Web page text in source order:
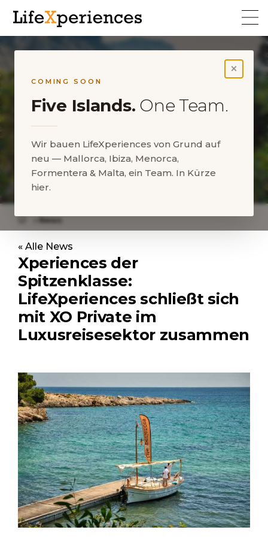
×
COMING SOON
Five Islands. One Team.
Wir bauen LifeXperiences von Grund auf
neu — Mallorca, Ibiza, Menorca,
Formentera & Malta, ein Team. In Kürze
hier.
Xperiences der
Spitzenklasse:
LifeXperiences schließt sich
mit XO Private im
Luxusreisesektor zusammen
News
schließt sich mit XO Private im Luxusreisesektor
zusammen
« Alle News
Xperiences der
Spitzenklasse:
LifeXperiences schließt sich
mit XO Private im
Luxusreisesektor zusammen